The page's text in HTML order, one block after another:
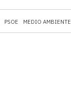
PSOE MEDIO AMBIENTE